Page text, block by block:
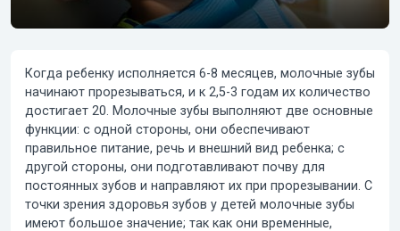
Когда ребенку исполняется 6-8 месяцев, молочные зубы
начинают прорезываться, и к 2,5-3 годам их количество
достигает 20.
Молочные зубы выполняют две основные
функции: с одной стороны, они обеспечивают
правильное питание, речь и внешний вид ребенка; с
другой стороны, они подготавливают почву для
постоянных зубов и направляют их при прорезывании. С
точки зрения здоровья зубов у детей молочные зубы
имеют большое значение; так как они временные,